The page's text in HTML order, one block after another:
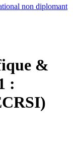
non diplomant
&
: